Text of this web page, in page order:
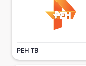
РЕН ТВ